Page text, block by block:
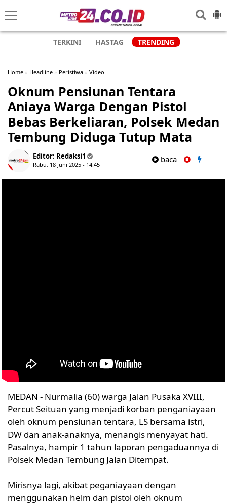
TERKINI HASTAG TRENDING
Home » Headline » Peristiwa » Video
Oknum Pensiunan Tentara
Aniaya Warga Dengan Pistol
Bebas Berkeliaran, Polsek Medan
Tembung Diduga Tutup Mata
Editor: Redaksi1
Rabu, 18 Juni 2025 - 14.45
baca
MEDAN - Nurmalia (60) warga Jalan Pusaka XVIII,
Percut Seituan yang menjadi korban penganiayaan
oleh oknum pensiunan tentara, LS bersama istri,
DW dan anak-anaknya, menangis menyayat hati.
Pasalnya, hampir 1 tahun laporan pengaduannya di
Polsek Medan Tembung Jalan Ditempat.
Mirisnya lagi, akibat peganiayaan dengan
menggunakan helm dan pistol oleh oknum